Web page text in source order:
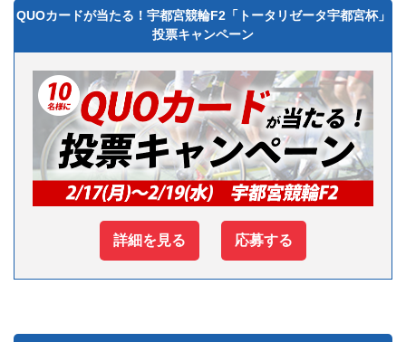
QUOカードが当たる！宇都宮競輪F2「トータリゼータ宇都宮杯」
投票キャンペーン
詳細を見る 応募する